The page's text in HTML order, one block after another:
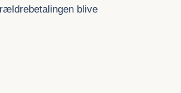
blive